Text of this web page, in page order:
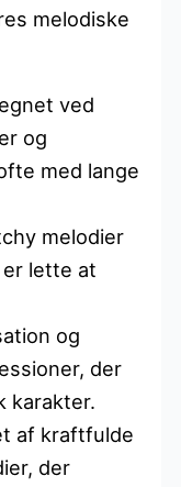
melodiske
ved
og
med lange
melodier
lette at
og
der
karakter.
af kraftfulde
der